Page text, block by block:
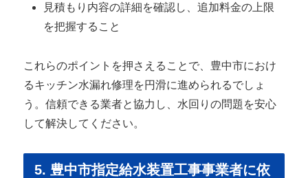
見積もり内容の詳細を確認し、追加料金の上限
を把握すること
これらのポイントを押さえることで、豊中市におけ
るキッチン水漏れ修理を円滑に進められるでしょ
う。信頼できる業者と協力し、水回りの問題を安心
して解決してください。
5. 豊中市指定給水装置工事事業者に依